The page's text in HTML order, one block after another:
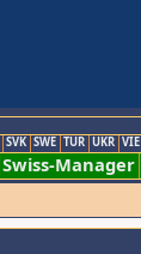
SVK SWE TUR UKR VIE
Swiss-Manager